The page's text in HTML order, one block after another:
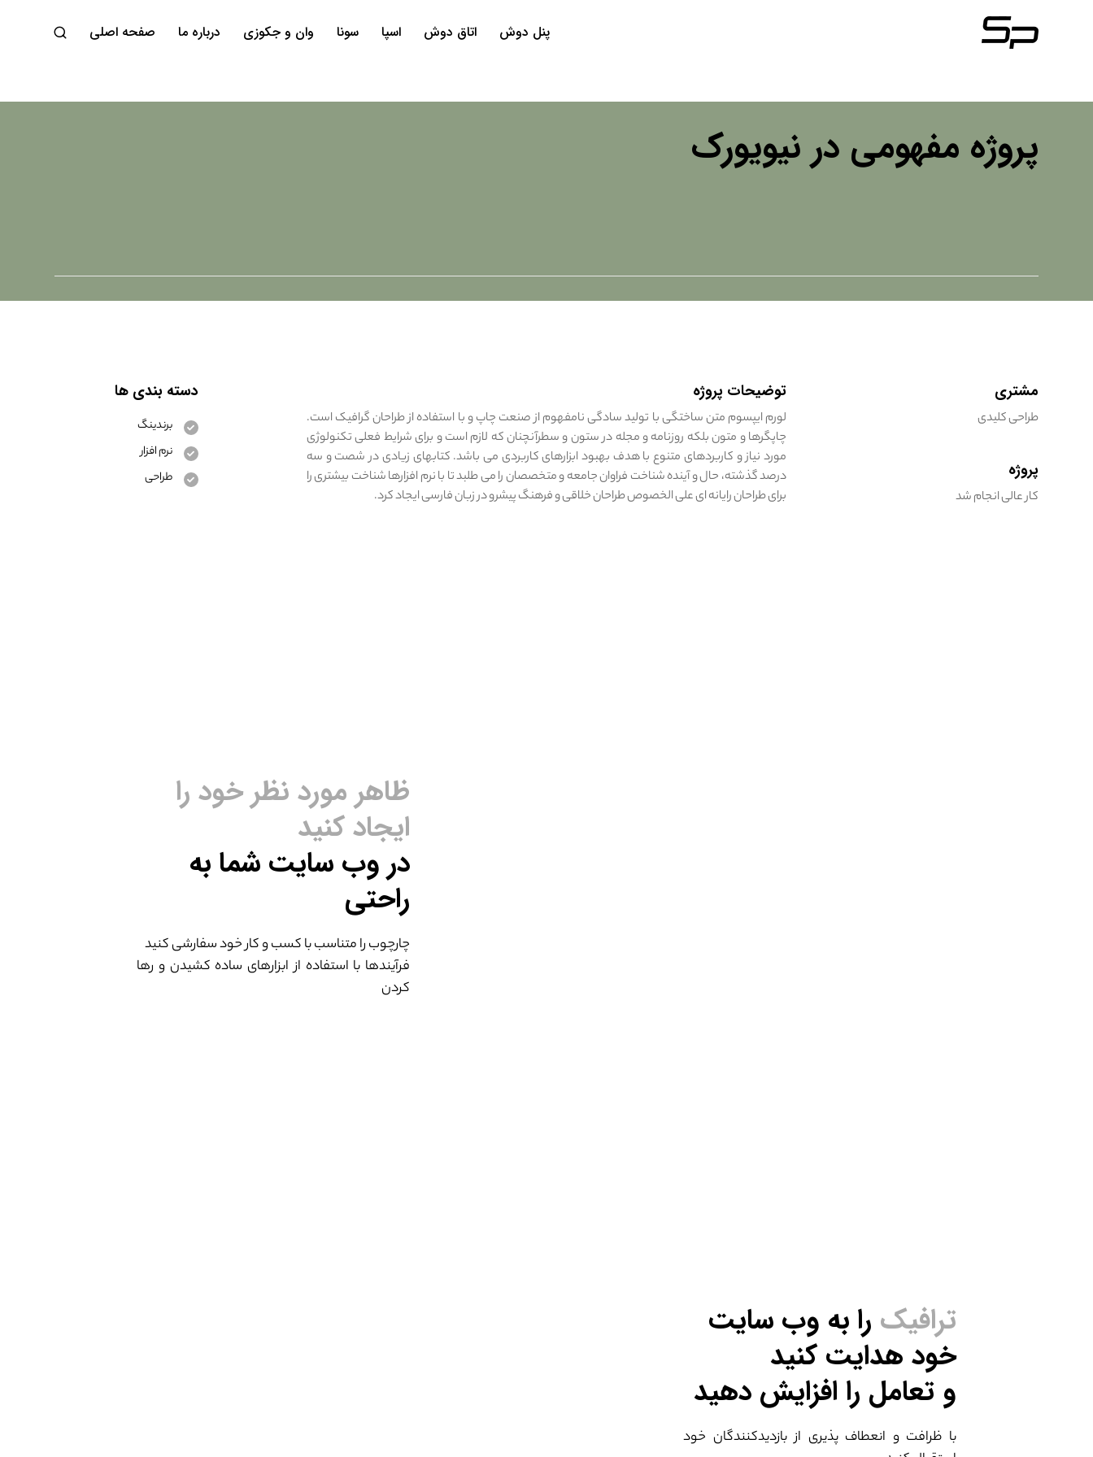
صفحه اصلی درباره ما وان و جکوزی سونا اسپا اتاق دوش پنل دوش
پروژه مفهومی در نیویورک
دسته بندی ها
برندینگ
نرم افزار
طراحی
توضیحات پروژه
لورم ایپسوم متن ساختگی با تولید سادگی نامفهوم از صنعت چاپ و با استفاده از طراحان گرافیک است.
چاپگرها و متون بلکه روزنامه و مجله در ستون و سطرآنچنان که لازم است و برای شرایط فعلی تکنولوژی
مورد نیاز و کاربردهای متنوع با هدف بهبود ابزارهای کاربردی می باشد. کتابهای زیادی در شصت و سه
درصد گذشته، حال و آینده شناخت فراوان جامعه و متخصصان را می طلبد تا با نرم افزارها شناخت بیشتری را
برای طراحان رایانه ای علی الخصوص طراحان خلاقی و فرهنگ پیشرو در زبان فارسی ایجاد کرد.
مشتری
طراحی کلیدی
پروژه
کار عالی انجام شد
ظاهر مورد نظر خود را
ایجاد کنید
در وب سایت شما به
راحتی
چارچوب را متناسب با کسب و کار خود سفارشی کنید
فرآیندها با استفاده از ابزارهای ساده کشیدن و رها
کردن
ترافیک را به وب سایت
خود هدایت کنید
و تعامل را افزایش دهید
با ظرافت و انعطاف پذیری از بازدیدکنندگان خود